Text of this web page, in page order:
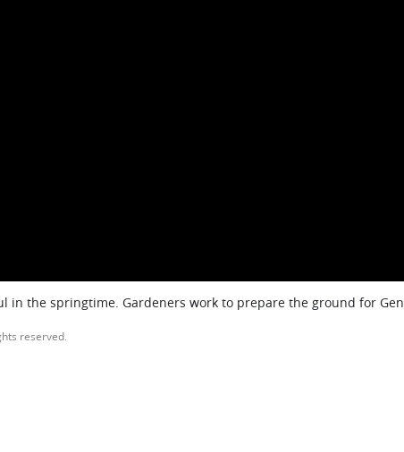
in the springtime. Gardeners work to prepare the ground for
reserved.